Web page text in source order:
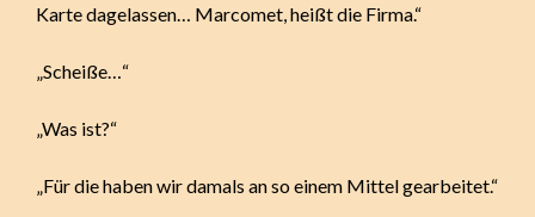
Karte dagelassen… Marcomet, heißt die Firma.“
„Scheiße…“
„Was ist?“
„Für die haben wir damals an so einem Mittel gearbeitet.“